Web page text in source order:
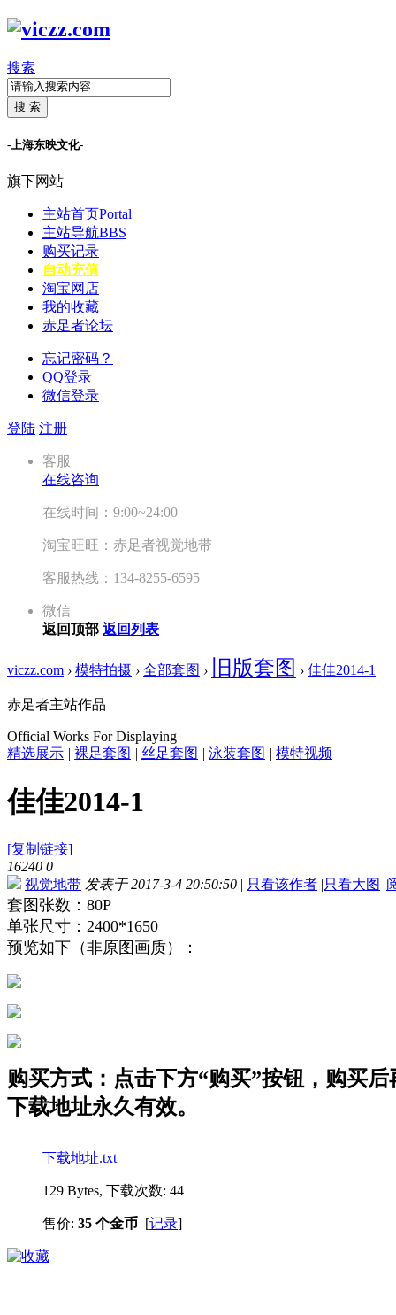
搜索
搜 索
-上海东映文化-
旗下网站
主站首页Portal
主站导航BBS
购买记录
自动充值
淘宝网店
我的收藏
赤足者论坛
忘记密码？
QQ登录
微信登录
登陆 注册
客服
在线咨询
在线时间：9:00~24:00
淘宝旺旺：赤足者视觉地带
客服热线：134-8255-6595
微信
返回顶部 返回列表
viczz.com › 模特拍摄 › 全部套图 › 旧版套图 › 佳佳2014-1
赤足者主站作品
Official Works For Displaying
精选展示 | 裸足套图 | 丝足套图 | 泳装套图 | 模特视频
佳佳2014-1
[复制链接]
16240 0
视觉地带 发表于 2017-3-4 20:50:50 | 只看该作者 |只看大图 |
套图张数：80P
单张尺寸：2400*1650
预览如下（非原图画质）：
购买方式：点击下方“购买”按钮，购买
下载地址永久有效。
下载地址.txt
129 Bytes, 下载次数: 44
售价: 35 个金币 [记录]